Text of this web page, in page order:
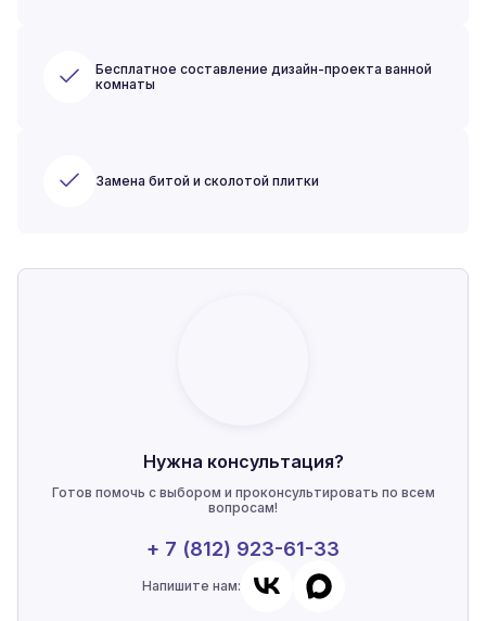
Бесплатное составление дизайн-проекта ванной
комнаты
Замена битой и сколотой плитки
Нужна консультация?
Готов помочь с выбором и проконсультировать по всем
вопросам!
+ 7 (812) 923-61-33
Напишите нам: